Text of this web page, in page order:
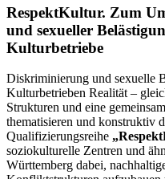
RespektKultur. Zum
und sexueller
Kulturbetriebe
Diskriminierung und sexuelle
Kulturbetrieben Realität –
Strukturen und eine
thematisieren und konstruktiv
Qualifizierungsreihe
soziokulturelle Zentren und
Württemberg dabei,